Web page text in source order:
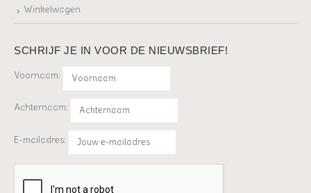
Winkelwagen
SCHRIJF JE IN VOOR DE NIEUWSBRIEF!
Voornaam:
Achternaam:
E-mailadres: